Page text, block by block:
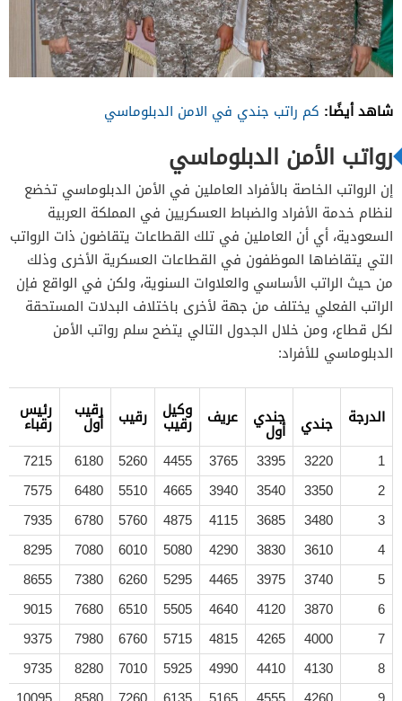
شاهد أيضًا: كم راتب جندي في الامن الدبلوماسي
رواتب الأمن الدبلوماسي
إن الرواتب الخاصة بالأفراد العاملين في الأمن الدبلوماسي تخضع
لنظام خدمة الأفراد والضباط العسكريين في المملكة العربية
السعودية، أي أن العاملين في تلك القطاعات يتقاضون ذات الرواتب
التي يتقاضاها الموظفون في القطاعات العسكرية الأخرى وذلك
من حيث الراتب الأساسي والعلاوات السنوية، ولكن في الواقع فإن
الراتب الفعلي يختلف من جهة لأخرى باختلاف البدلات المستحقة
لكل قطاع، ومن خلال الجدول التالي يتضح سلم رواتب الأمن
الدبلوماسي للأفراد:
الدرجة جندي جندي
أول
عريف وكيل
رقيب رقيب رقيب
أول
رئيس
رقباء
1
3220
3395
3765
4455
5260
6180
7215
2
3350
3540
3940
4665
5510
6480
7575
3
3480
3685
4115
4875
5760
6780
7935
4
3610
3830
4290
5080
6010
7080
8295
5
3740
3975
4465
5295
6260
7380
8655
6
3870
4120
4640
5505
6510
7680
9015
7
4000
4265
4815
5715
6760
7980
9375
8
4130
4410
4990
5925
7010
8280
9735